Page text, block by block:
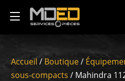
Accueil / Boutique/
sous-compacts / Mahindra